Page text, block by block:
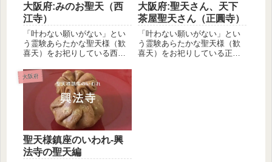
大阪府:みのお聖天（西
江寺）
「叶わない願いがない」とい
う霊験あらたかな聖天様（歓
喜天）をお祀りしている西江
介します...
大阪府:聖天さん、天下
茶屋聖天さん（正圓寺）
「叶わない願いがない」とい
う霊験あらたかな聖天様（歓
喜天）をお祀りしている正圓
大阪府
聖天様鎮座のいわれ-興
法寺の聖天編